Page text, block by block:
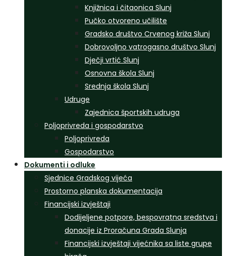
Knjižnica i čitaonica Slunj
Pučko otvoreno učilište
Gradsko društvo Crvenog križa Slunj
Dobrovoljno vatrogasno društvo Slunj
Dječji vrtić Slunj
Osnovna škola Slunj
Srednja škola Slunj
Udruge
Zajednica športskih udruga
Poljoprivreda i gospodarstvo
Poljoprivreda
Gospodarstvo
Dokumenti i odluke
Sjednice Gradskog vijeća
Prostorno planska dokumentacija
Financijski izvještaji
Dodijeljene potpore, bespovratna sredstva i
donacije iz Proračuna Grada Slunja
Financijski izvještaji vijećnika sa liste grupe